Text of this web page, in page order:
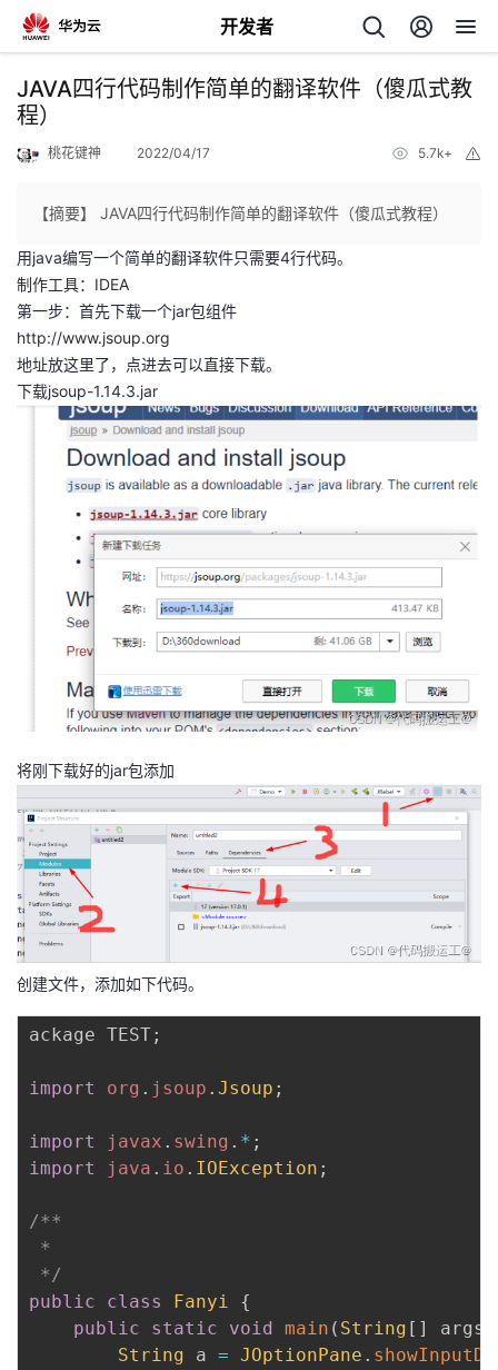
开发者
返
回
个
人
主
我
的
子
直
播
的
活
动
我
的
关
注
我
的
开
发
者
堂
我
我
的
Programs
我
支
我
的我
JAVA四行代码制作简单的翻译软件（傻瓜式教
程）
桃花键神 2022/04/17 5.7k+
【摘要】 JAVA四行代码制作简单的翻译软件（傻瓜式教程）
用java编写一个简单的翻译软件只需要4行代码。
制作工具：IDEA
第一步：首先下载一个jar包组件
http://www.jsoup.org
地址放这里了，点进去可以直接下载。
下载jsoup-1.14.3.jar
将刚下载好的jar包添加
创建文件，添加如下代码。
ackage TEST;
import org . jsoup . Jsoup ;
import javax . swing . * ;
import
java . io . IOException ;
/**
*
*/
public
class Fanyi
{
public
static void main ( String [ ] args
String a = JOptionPane .